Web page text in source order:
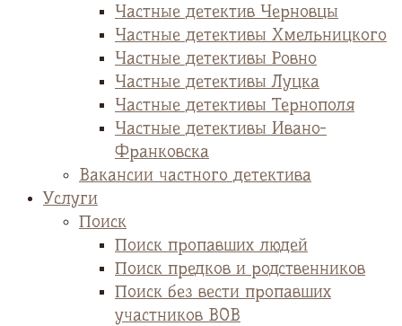
Частные детектив Черновцы
Частные детективы Хмельницкого
Частные детективы Ровно
Частные детективы Луцка
Частные детективы Тернополя
Частные детективы Ивано-
Франковска
Вакансии частного детектива
Услуги
Поиск
Поиск пропавших людей
Поиск предков и родственников
Поиск без вести пропавших
участников ВОВ